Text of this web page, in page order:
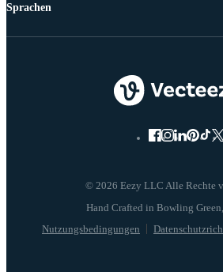
© 2026 Eezy LLC Alle Rechte
Nutzungsbedingungen
Sprachen